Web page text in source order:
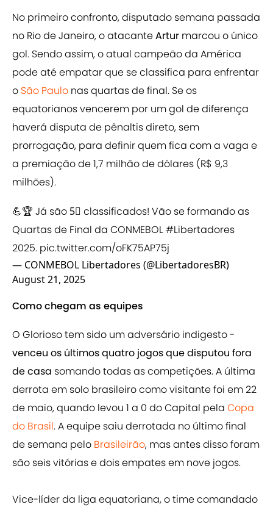
No primeiro confronto, disputado semana passada
no Rio de Janeiro, o atacanteArtur marcou o único
gol. Sendo assim, o atual campeão da América
pode até empatar que se classifica para enfrentar
o São Paulo nas quartas de final. Se os
equatorianos vencerem por um gol de diferença
haverá disputa de pênaltis direto, sem
prorrogação, para definir quem fica com a vaga e
a premiação de 1,7 milhão de dólares (R$ 9,3
milhões).
💪🏆 Já são 5⃣ classificados! Vão se formando as
Quartas de Final da CONMEBOL#Libertadores
2025. pic.twitter.com/oFK75AP75j
— CONMEBOL Libertadores (@LibertadoresBR)
August 21, 2025
Como chegam as equipes
O Glorioso tem sido um adversário indigesto -
venceu os últimos quatro jogos que disputou fora
de casa somando todas as competições. A última
derrota em solo brasileiro como visitante foi em 22
de maio, quando levou 1 a 0 do Capital pela Copa
do Brasil. A equipe saiu derrotada no último final
de semana pelo Brasileirão, mas antes disso foram
são seis vitórias e dois empates em nove jogos.
Vice-líder da liga equatoriana, o time comandado